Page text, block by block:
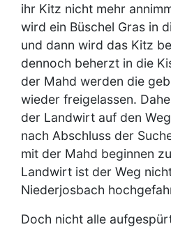
ihr Kitz nicht mehr
wird ein Büschel Gras in
und dann wird das Kitz
dennoch beherzt in die
der Mahd werden die
wieder freigelassen.
der Landwirt auf den
nach Abschluss der
mit der Mahd beginnen
Landwirt ist der Weg
Niederjosbach
Doch nicht alle